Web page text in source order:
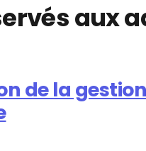
aux
de la